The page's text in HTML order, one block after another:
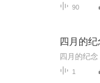
90
四月的纪
1